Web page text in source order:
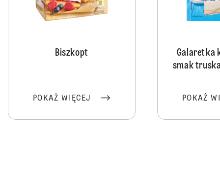
Biszkopt
POKAŻ WIĘCEJ
Galaretka
smak
POKAŻ